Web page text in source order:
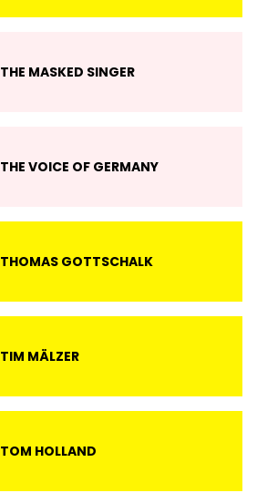
THE MASKED SINGER
THE VOICE OF GERMANY
THOMAS GOTTSCHALK
TIM MÄLZER
TOM HOLLAND